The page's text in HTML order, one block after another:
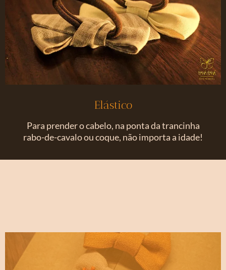
Elástico
Para prender o cabelo, na ponta da trancinha
rabo-de-cavalo ou coque, não importa a idade!